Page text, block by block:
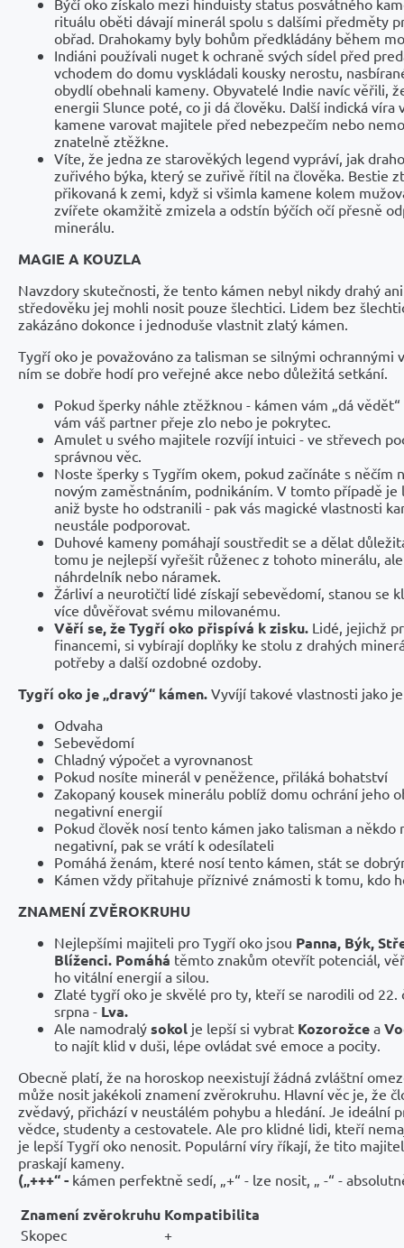
rituálu oběti dávají minerál spolu s dalšími předměty
obřad. Drahokamy byly bohům předkládány během
Indiáni používali nuget k ochraně svých sídel před
vchodem do domu vyskládali kousky nerostu,
obydlí obehnali kameny. Obyvatelé Indie navíc věřili,
energii Slunce poté, co ji dá člověku. Další indická víra
kamene varovat majitele před nebezpečím nebo
znatelně ztěžkne.
Víte, že jedna ze starověkých legend vypráví, jak
zuřivého býka, který se zuřivě řítil na člověka. Bestie
přikovaná k zemi, když si všimla kamene kolem
zvířete okamžitě zmizela a odstín býčích očí přesně
minerálu.
MAGIE A KOUZLA
Navzdory skutečnosti, že tento kámen nebyl nikdy drahý
středověku jej mohli nosit pouze šlechtici. Lidem bez
zakázáno dokonce i jednoduše vlastnit zlatý kámen.
Tygří oko je považováno za talisman se silnými ochrannými
ním se dobře hodí pro veřejné akce nebo důležitá setkání.
Pokud šperky náhle ztěžknou - kámen vám „dá
vám váš partner přeje zlo nebo je pokrytec.
Amulet u svého majitele rozvíjí intuici - ve střevech
správnou věc.
Noste šperky s Tygřím okem, pokud začínáte s něčím
novým zaměstnáním, podnikáním. V tomto případě je
aniž byste ho odstranili - pak vás magické vlastnosti
neustále podporovat.
Duhové kameny pomáhají soustředit se a dělat
tomu je nejlepší vyřešit růženec z tohoto minerálu,
náhrdelník nebo náramek.
Žárliví a neurotičtí lidé získají sebevědomí, stanou se
více důvěřovat svému milovanému.
Věří se, že Tygří oko přispívá k zisku. Lidé, jejichž
financemi, si vybírají doplňky ke stolu z drahých
potřeby a další ozdobné ozdoby.
Tygří oko je „dravý“ kámen. Vyvíjí takové vlastnosti jako
Odvaha
Sebevědomí
Chladný výpočet a vyrovnanost
Pokud nosíte minerál v peněžence, přiláká bohatství
Zakopaný kousek minerálu poblíž domu ochrání jeho
negativní energií
Pokud člověk nosí tento kámen jako talisman a někdo
negativní, pak se vrátí k odesílateli
Pomáhá ženám, které nosí tento kámen, stát se
Kámen vždy přitahuje příznivé známosti k tomu, kdo
ZNAMENÍ ZVĚROKRUHU
Nejlepšími majiteli pro Tygří oko jsou Panna, Býk,
Blíženci. Pomáhá těmto znakům otevřít potenciál,
ho vitální energií a silou.
Zlaté tygří oko je skvělé pro ty, kteří se narodili od 22.
srpna - Lva.
Ale namodralý sokol je lepší si vybrat Kozorožce a
to najít klid v duši, lépe ovládat své emoce a pocity.
Obecně platí, že na horoskop neexistují žádná zvláštní
může nosit jakékoli znamení zvěrokruhu. Hlavní věc je, že
zvědavý, přichází v neustálém pohybu a hledání. Je ideální
vědce, studenty a cestovatele. Ale pro klidné lidi, kteří
je lepší Tygří oko nenosit. Populární víry říkají, že tito
praskají kameny.
(„+++“ - kámen perfektně sedí, „+“ - lze nosit, „ -“ -
Znamení zvěrokruhu Kompatibilita
Skopec
+